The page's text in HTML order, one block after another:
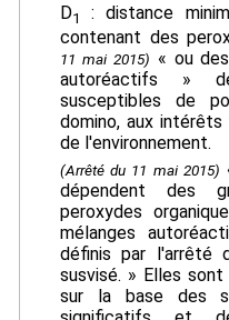
D1
: distance
contenant des
11 mai 2015) « ou
autoréactifs »
susceptibles de
domino, aux
de l'environnement.
(Arrêté du 11 mai 2015)
dépendent des
peroxydes
mélanges
définis par l'arrêté
susvisé. » Elles
sur la base des